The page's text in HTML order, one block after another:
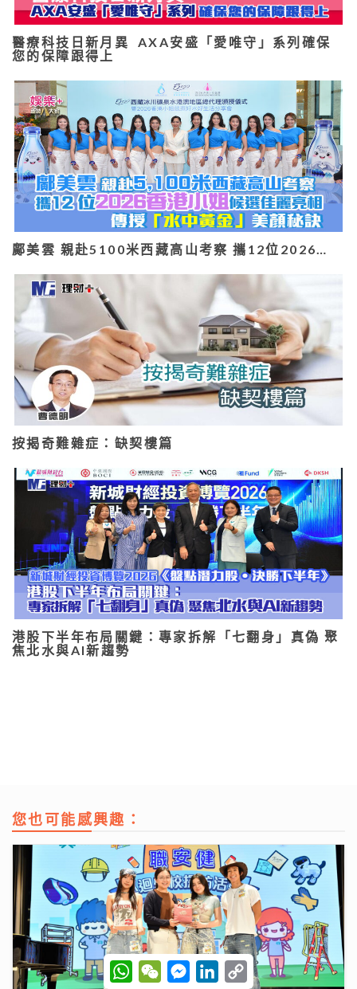
醫療科技日新月異 AXA安盛「愛唯守」系列確保
您的保障跟得上
鄺美雲 親赴5100米西藏高山考察 攜12位2026…
按揭奇難雜症：缺契樓篇
港股下半年布局關鍵：專家拆解「七翻身」真偽 聚
焦北水與AI新趨勢
您也可能感興趣：
W
h
W
e
M
e
L
C
o